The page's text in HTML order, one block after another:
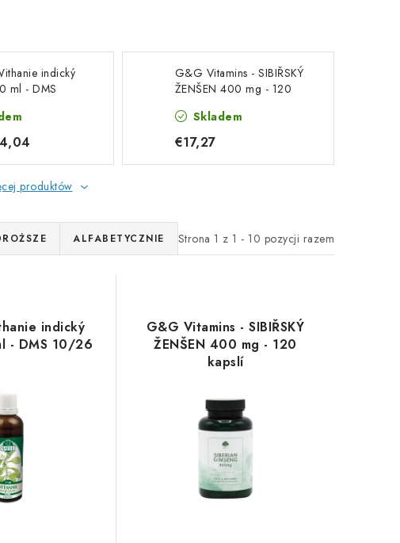
indický
ml - DMS
G&G Vitamins - SIBIŘSKÝ
ŽENŠEN 400 mg - 120
Skladem
€17,27
produktów
Strona 1 z 1 - 10 pozycji razem
ALFABETYCZNIE
indický
- DMS 10/26
G&G Vitamins - SIBIŘSKÝ
ŽENŠEN 400 mg - 120
kapslí